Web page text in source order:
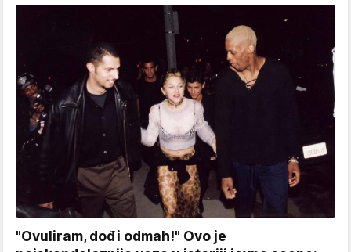
"Ovuliram, dođi odmah!" Ovo je